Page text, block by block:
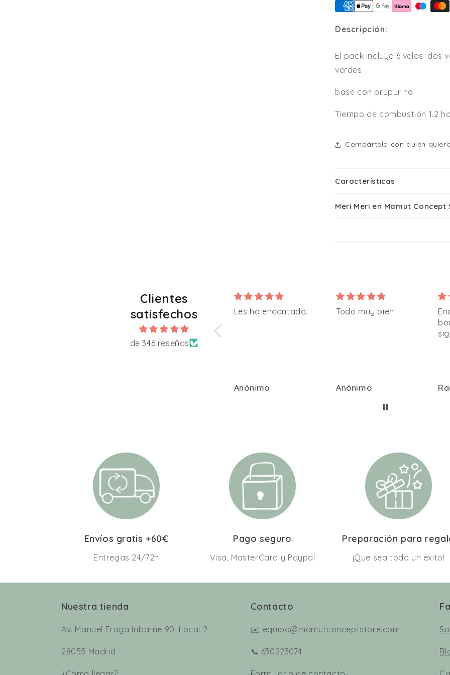
Descripción:
El pack incluye 6 velas: dos
verdes
base con prupurina
Tiempo de combustión 1.2
Compártelo con quién
Características
Meri Meri en Mamut Concept
Clientes
satisfechos
de 346 reseñas
Les ha encantado.
Anónimo
Todo muy bien.
Anónimo
Envíos gratis +60€
Entregas 24/72h
Pago seguro
Visa, MasterCard y Paypal
Preparación para
¡Que sea todo un éxito!
Nuestra tienda
Av. Manuel Fraga Iribarne 90, Local 2
28055 Madrid
Contacto
✉️ equipo@mamutconceptstore.com
📞 630223074